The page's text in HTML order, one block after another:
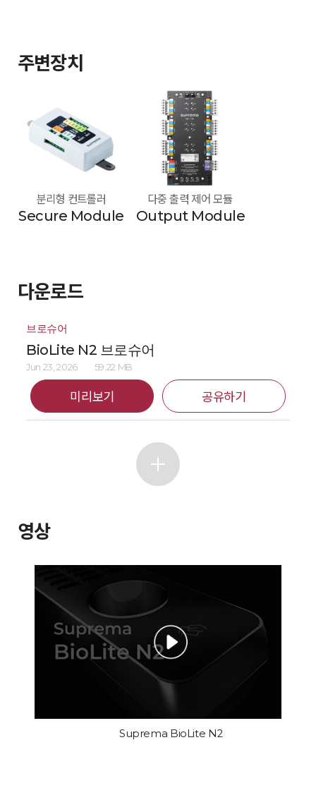
주변장치
분리형 컨트롤러
Secure Module
다중 출력 제어 모듈
Output Module
다운로드
브로슈어
BioLite N2 브로슈어
Jun 23, 2026 59.22 MB
미리보기 공유하기
영상
Suprema BioLite N2